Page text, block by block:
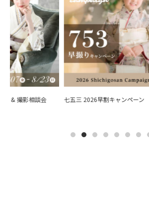
& 撮影相談会 七五三 2026早割キャンペーン